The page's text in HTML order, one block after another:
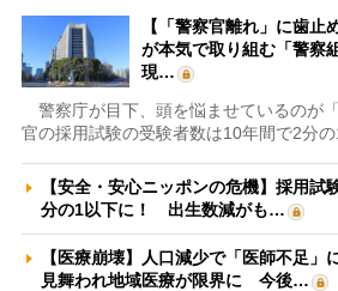
【「警察官離れ」に歯止
が本気で取り組む「警
現…
警察庁が目下、頭を悩ませているのが
官の採用試験の受験者数は10年間で2分の
【安全・安心ニッポンの危機】採用試
分の1以下に！ 出生数減がも…
【医療崩壊】人口減少で「医師不足」
見舞われ地域医療が限界に 今後…